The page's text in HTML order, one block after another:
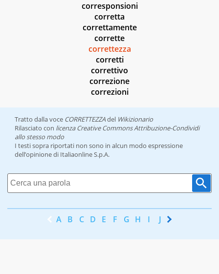
corresponsioni
corretta
correttamente
corrette
correttezza
corretti
correttivo
correzione
correzioni
Tratto dalla voce CORRETTEZZAdel Wikizionario
Rilasciato con licenza Creative Commons Attribuzione-Condividi
allo stesso modo
I testi sopra riportati non sono in alcun modo espressione
dell’opinione di Italiaonline S.p.A.
A B C D E F G H I J K